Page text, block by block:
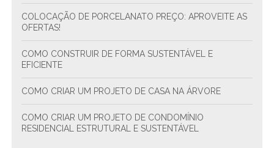
COLOCAÇÃO DE PORCELANATO PREÇO: APROVEITE AS
OFERTAS!
COMO CONSTRUIR DE FORMA SUSTENTÁVEL E
EFICIENTE
COMO CRIAR UM PROJETO DE CASA NA ÁRVORE
COMO CRIAR UM PROJETO DE CONDOMÍNIO
RESIDENCIAL ESTRUTURAL E SUSTENTÁVEL